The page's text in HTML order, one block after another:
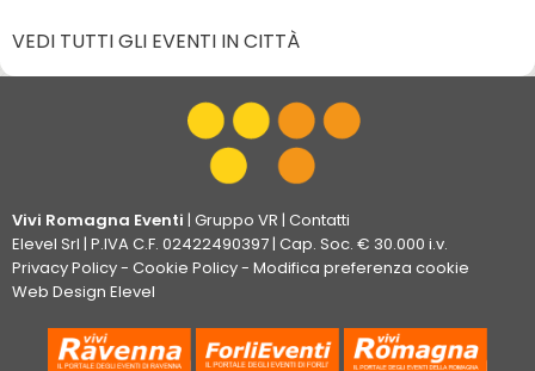
VEDI TUTTI GLI EVENTI IN CITTÀ
Vivi Romagna Eventi | Gruppo VR | Contatti
Elevel Srl | P.IVA C.F. 02422490397 | Cap. Soc. € 30.000 i.v.
Privacy Policy- Cookie Policy- Modifica preferenza cookie
Web Design Elevel